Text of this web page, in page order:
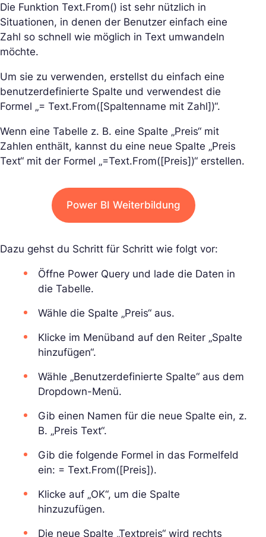
Die Funktion Text.From() ist sehr nützlich in
Situationen, in denen der Benutzer einfach eine
Zahl so schnell wie möglich in Text umwandeln
möchte.
Um sie zu verwenden, erstellst du einfach eine
benutzerdefinierte Spalte und verwendest die
Formel „= Text.From([Spaltenname mit Zahl])“.
Wenn eine Tabelle z. B. eine Spalte „Preis“ mit
Zahlen enthält, kannst du eine neue Spalte „Preis
Text“ mit der Formel „=Text.From([Preis])“ erstellen.
Power BI Weiterbildung
Dazu gehst du Schritt für Schritt wie folgt vor:
Öffne Power Query und lade die Daten in
die Tabelle.
Wähle die Spalte „Preis“ aus.
Klicke im Menüband auf den Reiter „Spalte
hinzufügen“.
Wähle „Benutzerdefinierte Spalte“ aus dem
Dropdown-Menü.
Gib einen Namen für die neue Spalte ein, z.
B. „Preis Text“.
Gib die folgende Formel in das Formelfeld
ein: = Text.From([Preis]).
Klicke auf „OK“, um die Spalte
hinzuzufügen.
Die neue Spalte „Textpreis“ wird rechts